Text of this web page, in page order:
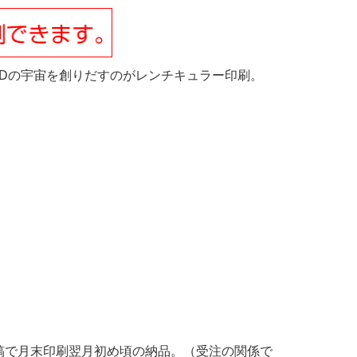
宇宙を創りだすのがレンチキュラー印刷。
月末印刷翌月初め頃の納品。（受注の関係で